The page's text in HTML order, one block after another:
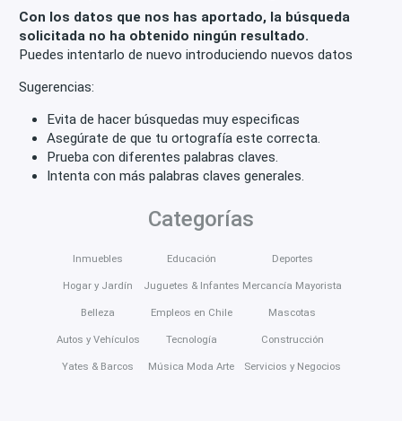
Con los datos que nos has aportado, la búsqueda
solicitada no ha obtenido ningún resultado.
Puedes intentarlo de nuevo introduciendo nuevos datos
Sugerencias:
Evita de hacer búsquedas muy especificas
Asegúrate de que tu ortografía este correcta.
Prueba con diferentes palabras claves.
Intenta con más palabras claves generales.
Categorías
Inmuebles
Hogar y Jardín
Belleza
Autos y Vehículos
Yates & Barcos
Educación
Juguetes & Infantes
Empleos en Chile
Tecnología
Música Moda Arte
Deportes
Mercancía Mayorista
Mascotas
Construcción
Servicios y Negocios